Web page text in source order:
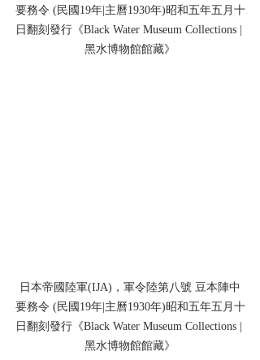
要務令 (民國19年|主曆1930年)昭和五年五月十
日翻刻發行《Black Water Museum Collections |
黑水博物館館藏》
日本帝國陸軍(IJA)，軍令陸第八號 豆本陣中
要務令 (民國19年|主曆1930年)昭和五年五月十
日翻刻發行《Black Water Museum Collections |
黑水博物館館藏》